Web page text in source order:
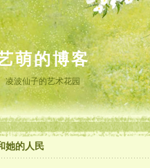
萌的博客
凌波仙子的艺术花园
她的人民